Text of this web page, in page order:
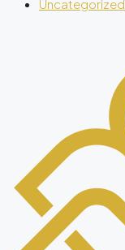
Uncategorized